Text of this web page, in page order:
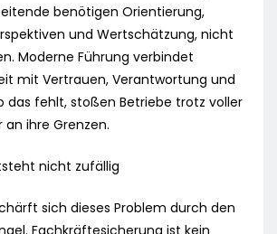
benötigen Orientierung,
und Wertschätzung, nicht
Moderne Führung verbindet
mit Vertrauen, Verantwortung und
das fehlt, stoßen Betriebe trotz voller
ihre Grenzen.
nicht zufällig
sich dieses Problem durch den